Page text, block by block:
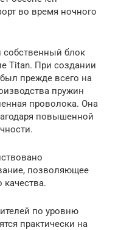
во время ночного
собственный блок
Titan. При создании
прежде всего на
пружин
проволока. Она
повышенной
позволяющее
по уровню
практически на